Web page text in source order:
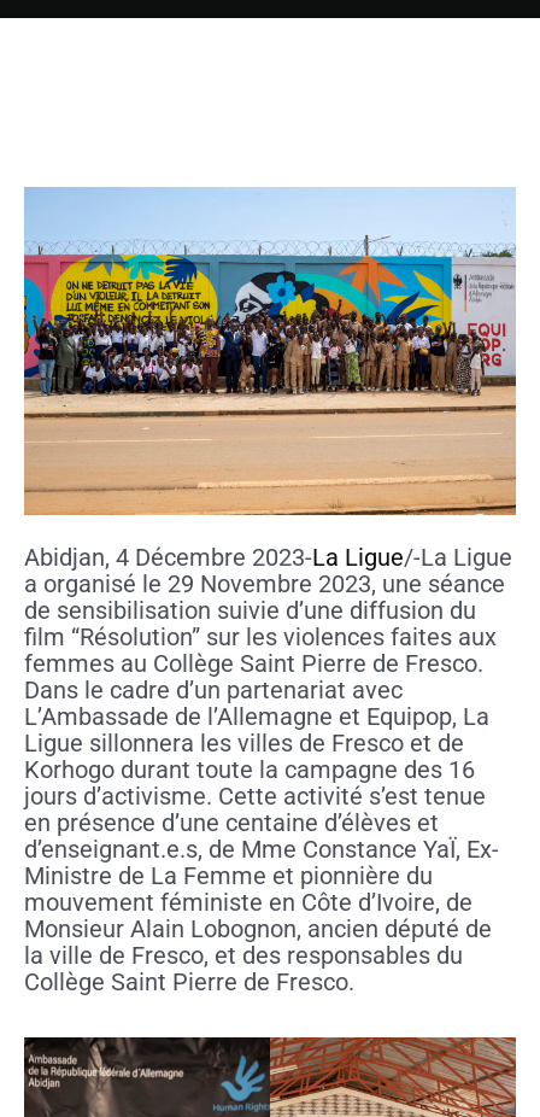
Abidjan, 4 Décembre 2023-La Ligue/-La Ligue
a organisé le 29 Novembre 2023, une séance
de sensibilisation suivie d’une diffusion du
film “Résolution” sur les violences faites aux
femmes au Collège Saint Pierre de Fresco.
Dans le cadre d’un partenariat avec
L’Ambassade de l’Allemagne et Equipop, La
Ligue sillonnera les villes de Fresco et de
Korhogo durant toute la campagne des 16
jours d’activisme. Cette activité s’est tenue
en présence d’une centaine d’élèves et
d’enseignant.e.s, de Mme Constance YaÏ, Ex-
Ministre de La Femme et pionnière du
mouvement féministe en Côte d’Ivoire, de
Monsieur Alain Lobognon, ancien député de
la ville de Fresco, et des responsables du
Collège Saint Pierre de Fresco.